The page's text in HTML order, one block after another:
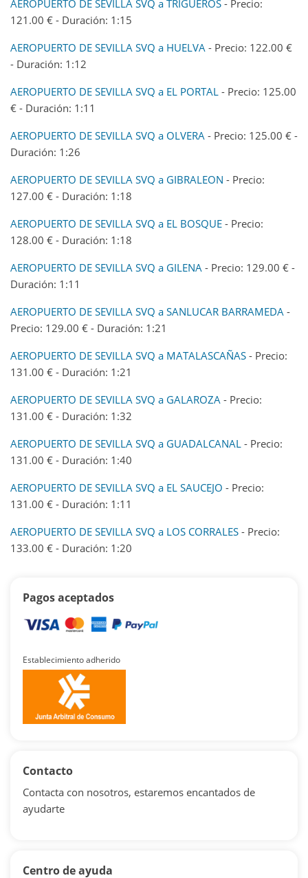
AEROPUERTO DE SEVILLA SVQ a TRIGUEROS - Precio:
121.00 € - Duración: 1:15
AEROPUERTO DE SEVILLA SVQ a HUELVA - Precio: 122.00 €
- Duración: 1:12
AEROPUERTO DE SEVILLA SVQ a EL PORTAL - Precio: 125.00
€ - Duración: 1:11
AEROPUERTO DE SEVILLA SVQ a OLVERA - Precio: 125.00 € -
Duración: 1:26
AEROPUERTO DE SEVILLA SVQ a GIBRALEON - Precio:
127.00 € - Duración: 1:18
AEROPUERTO DE SEVILLA SVQ a EL BOSQUE - Precio:
128.00 € - Duración: 1:18
AEROPUERTO DE SEVILLA SVQ a GILENA - Precio: 129.00 € -
Duración: 1:11
AEROPUERTO DE SEVILLA SVQ a SANLUCAR BARRAMEDA -
Precio: 129.00 € - Duración: 1:21
AEROPUERTO DE SEVILLA SVQ a MATALASCAÑAS - Precio:
131.00 € - Duración: 1:21
AEROPUERTO DE SEVILLA SVQ a GALAROZA - Precio:
131.00 € - Duración: 1:32
AEROPUERTO DE SEVILLA SVQ a GUADALCANAL - Precio:
131.00 € - Duración: 1:40
AEROPUERTO DE SEVILLA SVQ a EL SAUCEJO - Precio:
131.00 € - Duración: 1:11
AEROPUERTO DE SEVILLA SVQ a LOS CORRALES - Precio:
133.00 € - Duración: 1:20
Pagos aceptados
Establecimiento adherido
Contacto
Contacta con nosotros, estaremos encantados de
ayudarte
Centro de ayuda